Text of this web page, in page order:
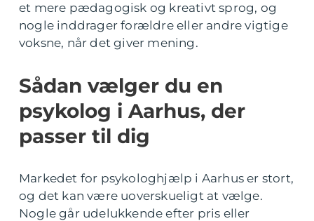
et mere pædagogisk og kreativt sprog, og
nogle inddrager forældre eller andre vigtige
voksne, når det giver mening.
Sådan vælger du en
psykolog i Aarhus, der
passer til dig
Markedet for psykologhjælp i Aarhus er stort,
og det kan være uoverskueligt at vælge.
Nogle går udelukkende efter pris eller